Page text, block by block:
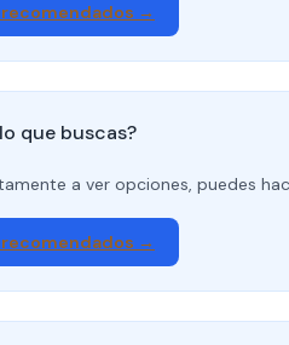
→
que buscas?
a ver opciones, puedes
→